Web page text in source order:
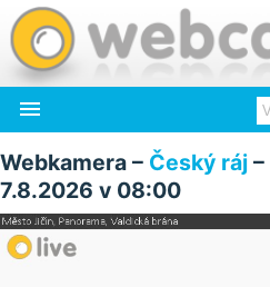

Webkamera – Český ráj –
7.8.2026 v 08:00